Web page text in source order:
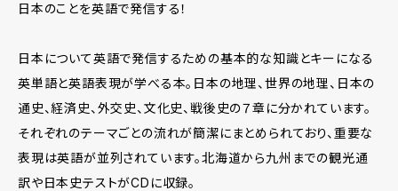
日本のことを英語で発信する！
日本について英語で発信するための基本的な知識とキーになる
英単語と英語表現が学べる本。日本の地理、世界の地理、日本の
通史、経済史、外交史、文化史、戦後史の７章に分かれています。
それぞれのテーマごとの流れが簡潔にまとめられており、重要な
表現は英語が並列されています。北海道から九州までの観光通
訳や日本史テストがCDに収録。